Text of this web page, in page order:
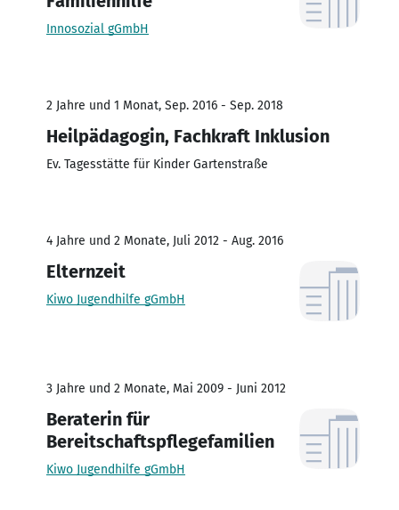
Innosozial gGmbH
2 Jahre und 1 Monat, Sep. 2016 - Sep. 2018
Heilpädagogin, Fachkraft Inklusion
Ev. Tagesstätte für Kinder Gartenstraße
4 Jahre und 2 Monate, Juli 2012 - Aug. 2016
Elternzeit
Kiwo Jugendhilfe gGmbH
3 Jahre und 2 Monate, Mai 2009 - Juni 2012
Beraterin für
Bereitschaftspflegefamilien
Kiwo Jugendhilfe gGmbH